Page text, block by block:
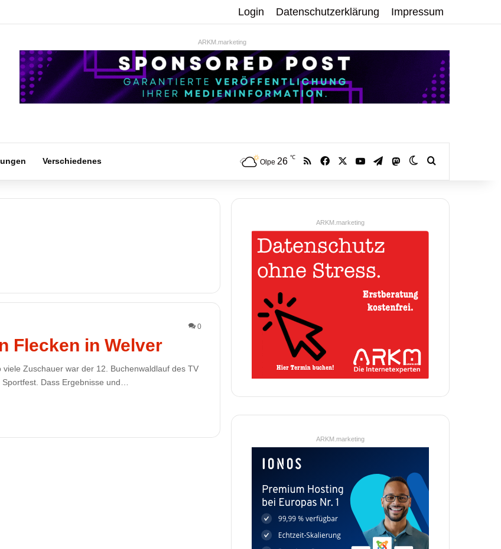
Login Datenschutzerklärung Impressum
ARKM.marketing
Verschiedenes Olpe 26 ℃ RSS Facebook YouTubeTelegramMastodonSkin umschalten
0
Flecken in Welver
Zuschauer war der 12. Buchenwaldlauf des TV
Dass Ergebnisse und…
ARKM.marketing
ARKM.marketing